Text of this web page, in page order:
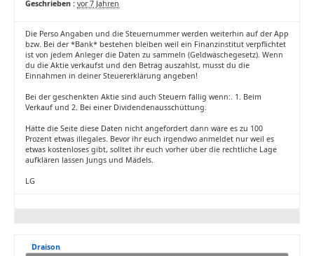
Geschrieben : vor 7 Jahren
Die Perso Angaben und die Steuernummer werden weiterhin auf der App
bzw. Bei der *Bank* bestehen bleiben weil ein Finanzinstitut verpflichtet
ist von jedem Anleger die Daten zu sammeln (Geldwäschegesetz). Wenn
du die Aktie verkaufst und den Betrag auszahlst, musst du die
Einnahmen in deiner Steuererklärung angeben!
Bei der geschenkten Aktie sind auch Steuern fällig wenn:. 1. Beim
Verkauf und 2. Bei einer Dividendenausschüttung.
Hätte die Seite diese Daten nicht angefordert dann wäre es zu 100
Prozent etwas illegales. Bevor ihr euch irgendwo anmeldet nur weil es
etwas kostenloses gibt, solltet ihr euch vorher über die rechtliche Lage
aufklären lassen Jungs und Mädels.
LG
Draison